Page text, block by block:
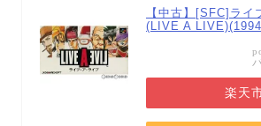
【中古】[SFC]ライ
(LIVE A
楽天